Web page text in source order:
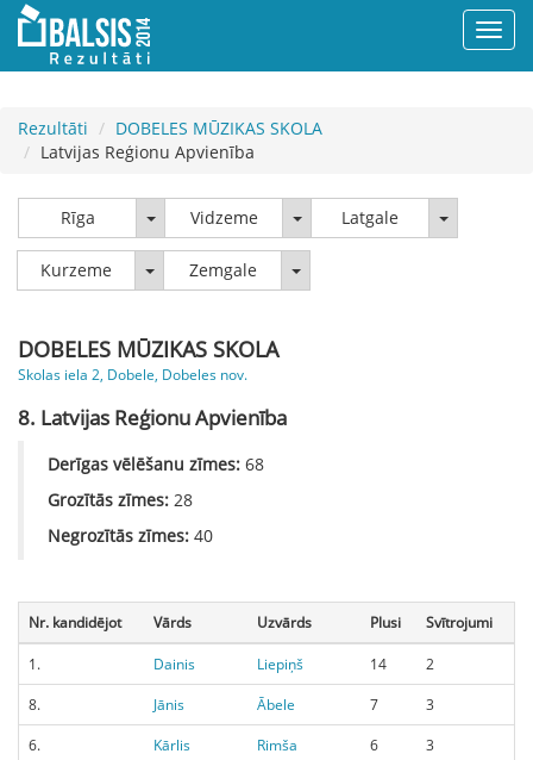
Rezultāti
DOBELES MŪZIKAS SKOLA
Latvijas Reģionu Apvienība
Rīga Rīga Vidzeme VidzemeLatgale Latgale
Kurzeme KurzemeZemgale Zemgale
DOBELES MŪZIKAS SKOLA
Skolas iela 2, Dobele, Dobeles nov.
8. Latvijas Reģionu Apvienība
Derīgas vēlēšanu zīmes: 68
Grozītās zīmes: 28
Negrozītās zīmes: 40
Nr. kandidējot Vārds Uzvārds Plusi Svītrojumi
1. Dainis Liepiņš 14
2
8.
Jānis Ābele 7
3
6.
Kārlis Rimša 6
3